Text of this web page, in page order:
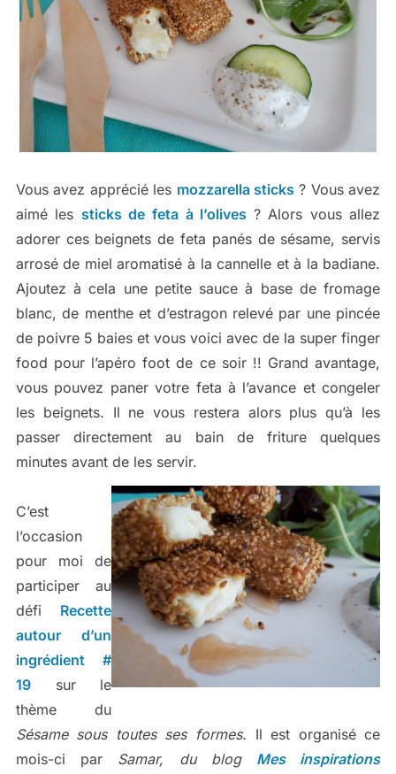
Vous avez apprécié les mozzarella sticks ? Vous avez
aimé les sticks de feta à l’olives ? Alors vous allez
adorer ces beignets de feta panés de sésame, servis
arrosé de miel aromatisé à la cannelle et à la badiane.
Ajoutez à cela une petite sauce à base de fromage
blanc, de menthe et d’estragon relevé par une pincée
de poivre 5 baies et vous voici avec de la super finger
food pour l’apéro foot de ce soir !! Grand avantage,
vous pouvez paner votre feta à l’avance et congeler
les beignets. Il ne vous restera alors plus qu’à les
passer directement au bain de friture quelques
minutes avant de les servir.
C’est
l’occasion
pour moi de
participer au
défi Recette
autour d’un
ingrédient #
19sur le
thème du
Sésame sous toutes ses formes. Il est organisé ce
mois-ci par Samar, du blog Mes inspirations